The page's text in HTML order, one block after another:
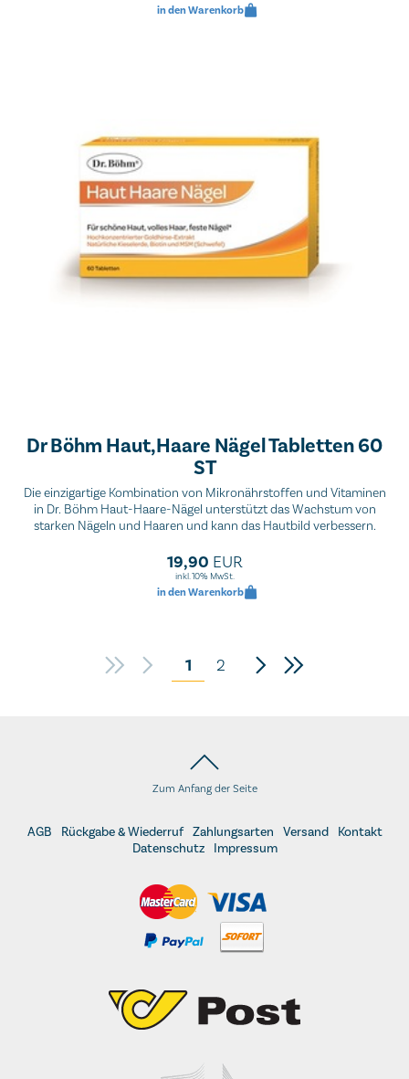
in den Warenkorb
Dr Böhm Haut,Haare Nägel Tabletten 60
ST
Die einzigartige Kombination von Mikronährstoffen und Vitaminen
in Dr. Böhm Haut-Haare-Nägel unterstützt das Wachstum von
starken Nägeln und Haaren und kann das Hautbild verbessern.
19,90 EUR
inkl. 10% MwSt.
in den Warenkorb
1 2
Zum Anfang der Seite
AGB Rückgabe & Wiederruf Zahlungsarten Versand
Kontakt
Datenschutz
Impressum